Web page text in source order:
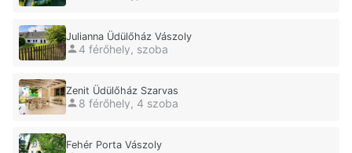
Julianna Üdülőház Vászoly
4 férőhely, szoba
Zenit Üdülőház Szarvas
8 férőhely, 4 szoba
Fehér Porta Vászoly